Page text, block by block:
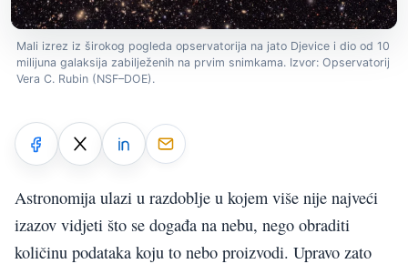
Mali izrez iz širokog pogleda opservatorija na jato Djevice i dio od 10
milijuna galaksija zabilježenih na prvim snimkama. Izvor: Opservatorij
Vera C. Rubin (NSF–DOE).
Astronomija ulazi u razdoblje u kojem više nije najveći
izazov vidjeti što se događa na nebu, nego obraditi
količinu podataka koju to nebo proizvodi. Upravo zato